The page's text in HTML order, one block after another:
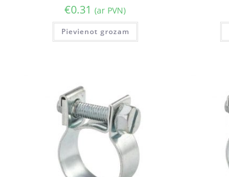
€0.31 (ar PVN)
Pievienot grozam